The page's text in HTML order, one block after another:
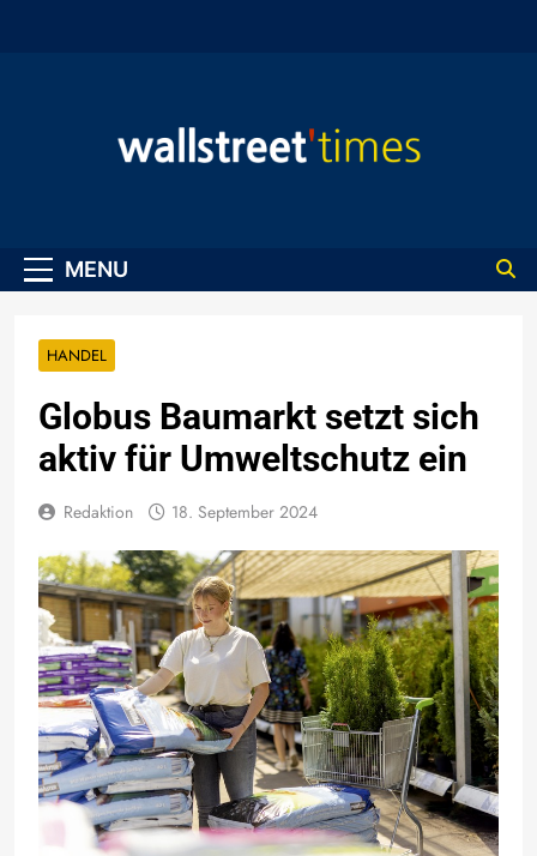
MENU
HANDEL
Globus Baumarkt setzt sich
aktiv für Umweltschutz ein
Redaktion 18. September 2024